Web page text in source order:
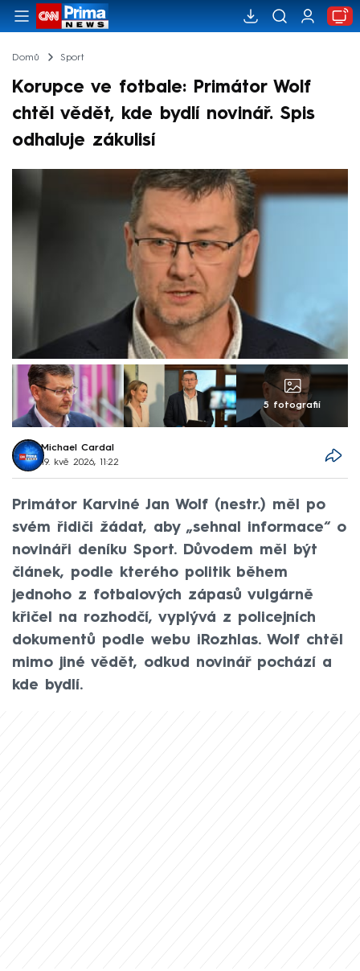
Domů Sport
Korupce ve fotbale: Primátor Wolf
chtěl vědět, kde bydlí novinář. Spis
odhaluje zákulisí
5 fotografií
Michael Cardal
19. kvě 2026, 11:22
Primátor Karviné Jan Wolf (nestr.) měl po
svém řidiči žádat, aby „sehnal informace“ o
novináři deníku Sport. Důvodem měl být
článek, podle kterého politik během
jednoho z fotbalových zápasů vulgárně
křičel na rozhodčí, vyplývá z policejních
dokumentů podle webu iRozhlas. Wolf chtěl
mimo jiné vědět, odkud novinář pochází a
kde bydlí.